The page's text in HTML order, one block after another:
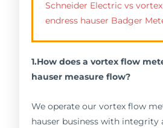
Schneider Electric vs
endress hauser Badger
1.How does a vortex flow
hauser measure flow?
We operate our vortex flow
hauser business with integrity